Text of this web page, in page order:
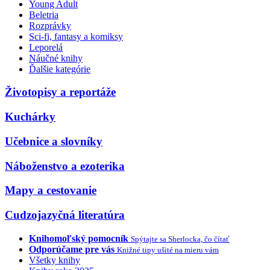
Young Adult
Beletria
Rozprávky
Sci-fi, fantasy a komiksy
Leporelá
Náučné knihy
Ďalšie kategórie
Životopisy a reportáže
Kuchárky
Učebnice a slovníky
Náboženstvo a ezoterika
Mapy a cestovanie
Cudzojazyčná literatúra
Knihomoľský pomocník Spýtajte sa Sherlocka, čo čítať
Odporúčame pre vás Knižné tipy ušité na mieru vám
Všetky knihy